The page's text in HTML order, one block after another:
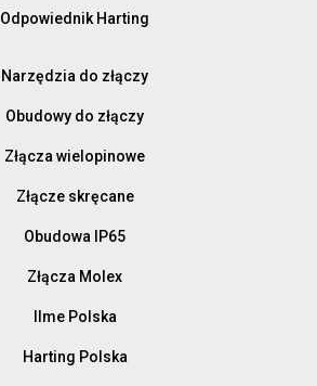
Odpowiednik Harting
Narzędzia do złączy
Obudowy do złączy
Złącza wielopinowe
Złącze skręcane
Obudowa IP65
Złącza Molex
Ilme Polska
Harting Polska